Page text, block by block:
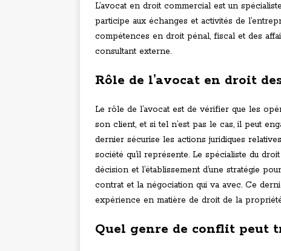
L’avocat en droit commercial est un
participe aux échanges et activités de
compétences en droit pénal, fiscal et des
consultant externe.
Rôle de l’avocat en droit
Le rôle de l’avocat est de vérifier que les
son client, et si tel n’est pas le cas, il peut
dernier sécurise les actions juridiques
société qu’il représente. Le spécialiste du
décision et l’établissement d’une stratégie
contrat et la négociation qui va avec. Ce
expérience en matière de droit de la
Quel genre de conflit peut